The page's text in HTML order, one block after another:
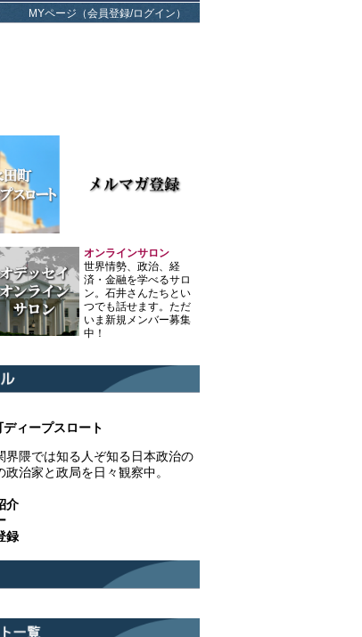
MYページ（会員登録/ログイン）
オンラインサロン
世界情勢、政治、経
済・金融を学べるサロ
ン。石井さんたちとい
つでも話せます。ただ
いま新規メンバー募集
中！
ディープスロート
界隈では知る人ぞ知る日本政治の
政治家と政局を日々観察中。
介
録